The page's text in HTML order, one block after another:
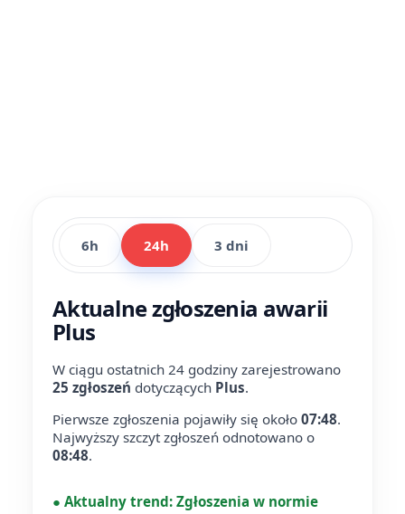
6h 24h 3 dni
Aktualne zgłoszenia awarii
Plus
W ciągu ostatnich 24 godziny zarejestrowano
25 zgłoszeń dotyczących Plus.
Pierwsze zgłoszenia pojawiły się około 07:48.
Najwyższy szczyt zgłoszeń odnotowano o
08:48.
● Aktualny trend: Zgłoszenia w normie